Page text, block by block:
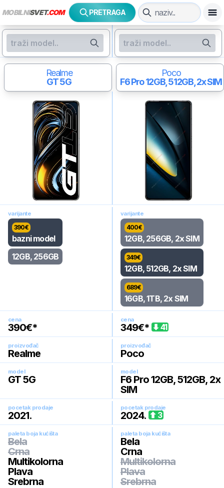
MOBILNISVET.COM PRETRAGA
Realme
GT 5G
Poco
F6 Pro12GB, 512GB, 2x SIM
varijante
390€
bazni model
12GB, 256GB
varijante
400€
12GB, 256GB, 2x SIM
349€
12GB, 512GB, 2x SIM
689€
16GB, 1TB, 2x SIM
cena
390€*
cena
349€* 41
proizvođač
Realme
proizvođač
Poco
model
GT 5G
model
F6 Pro 12GB, 512GB, 2x
SIM
pocetak prodaje
2021.
pocetak prodaje
2024. 3
paleta boja kućišta
Bela
Crna
Multikolorna
Plava
Srebrna
paleta boja kućišta
Bela
Crna
Multikolorna
Plava
Srebrna